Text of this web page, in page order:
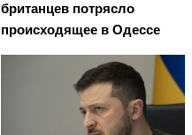
британцев потрясло
происходящее в Одессе